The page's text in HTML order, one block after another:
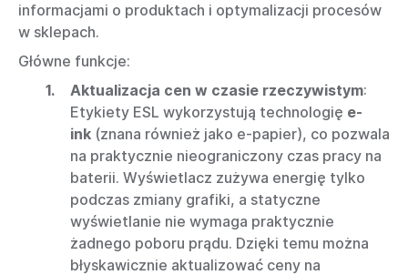
informacjami o produktach i optymalizacji procesów
w sklepach.
Główne funkcje:
Aktualizacja cen w czasie rzeczywistym:
Etykiety ESL wykorzystują technologię e-
ink (znana również jako e-papier), co pozwala
na praktycznie nieograniczony czas pracy na
baterii. Wyświetlacz zużywa energię tylko
podczas zmiany grafiki, a statyczne
wyświetlanie nie wymaga praktycznie
żadnego poboru prądu. Dzięki temu można
błyskawicznie aktualizować ceny na